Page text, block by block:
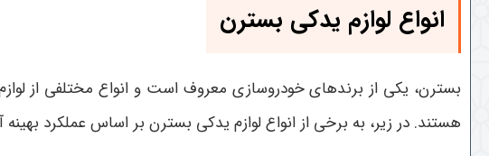
انواع لوازم یدکی بسترن
بسترن، یکی از برندهای خودروسازی معروف است و انواع مختلفی از
هستند. در زیر، به برخی از انواع لوازم یدکی بسترن بر اساس عملکرد بهینه